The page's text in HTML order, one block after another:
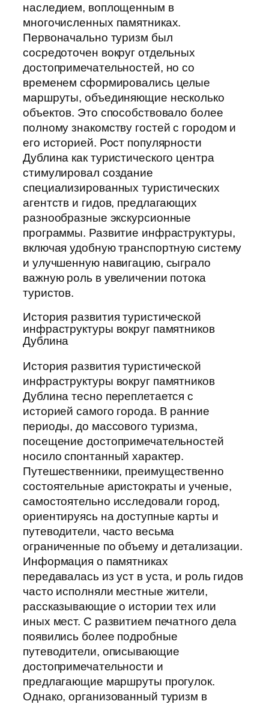
наследием, воплощенным в
многочисленных памятниках.
Первоначально туризм был
сосредоточен вокруг отдельных
достопримечательностей, но со
временем сформировались целые
маршруты, объединяющие несколько
объектов. Это способствовало более
полному знакомству гостей с городом и
его историей. Рост популярности
Дублина как туристического центра
стимулировал создание
специализированных туристических
агентств и гидов, предлагающих
разнообразные экскурсионные
программы. Развитие инфраструктуры,
включая удобную транспортную систему
и улучшенную навигацию, сыграло
важную роль в увеличении потока
туристов.
История развития туристической
инфраструктуры вокруг памятников
Дублина
История развития туристической
инфраструктуры вокруг памятников
Дублина тесно переплетается с
историей самого города. В ранние
периоды, до массового туризма,
посещение достопримечательностей
носило спонтанный характер.
Путешественники, преимущественно
состоятельные аристократы и ученые,
самостоятельно исследовали город,
ориентируясь на доступные карты и
путеводители, часто весьма
ограниченные по объему и детализации.
Информация о памятниках
передавалась из уст в уста, и роль гидов
часто исполняли местные жители,
рассказывающие о истории тех или
иных мест. С развитием печатного дела
появились более подробные
путеводители, описывающие
достопримечательности и
предлагающие маршруты прогулок.
Однако, организованный туризм в